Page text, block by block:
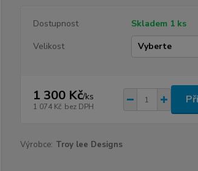
Dostupnost
Skladem 1 ks
Velikost
1 300 Kč/ks
1 074 Kč bez DPH
Výrobce: Troy lee Designs